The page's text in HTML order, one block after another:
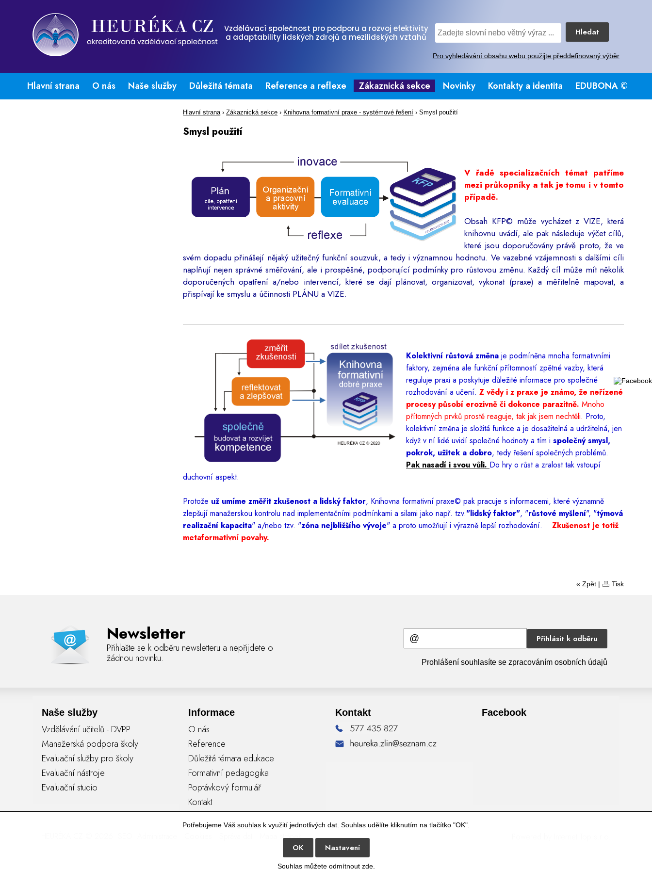
Vzdělávací společnost pro podporu a rozvoj efektivity
a adaptability lidských zdrojů a mezilidských vztahů
Hledat
Pro vyhledávání obsahu webu použijte předdefinovaný výběr
Hlavní strana O nás Naše služby Důležitá témata Reference a reflexe Zákaznická sekce Novinky Kontakty a identita EDUBONA ©
Hlavní strana › Zákaznická sekce › Knihovna formativní praxe - systémové řešení › Smysl použití
Smysl použití
V řadě specializačních témat patříme
mezi průkopníky a tak je tomu i v tomto
případě.
Obsah KFP© může vycházet z VIZE, která
knihovnu uvádí, ale pak následuje výčet cílů,
které jsou doporučovány právě proto, že ve
svém dopadu přinášejí nějaký užitečný funkční souzvuk, a tedy i významnou hodnotu. Ve vazebné vzájemnosti s dalšími cíli
naplňují nejen správné směřování, ale i prospěšné, podporující podmínky pro růstovou změnu. Každý cíl může mít několik
doporučených opatření a/nebo intervencí, které se dají plánovat, organizovat, vykonat (praxe) a měřitelně mapovat, a
přispívají ke smyslu a účinnosti PLÁNU a VIZE.
Kolektivní růstová změna je podmíněna mnoha formativními
faktory, zejména ale funkční přítomností zpětné vazby, která
reguluje praxi a poskytuje důležité informace pro společné
rozhodování a učení.Z vědy i z praxe je známo, že neřízené
procesy působí erozivně či dokonce parazitně. Mnoho
přítomných prvků prostě reaguje, tak jak jsem nechtěli. Proto,
kolektivní změna je složitá funkce a je dosažitelná a udržitelná, jen
když v ní lidé uvidí společné hodnoty a tím ispolečný smysl,
pokrok, užitek a dobro, tedy řešení společných problémů.
Pak nasadí i svou vůli. Do hry o růst a zralost tak vstoupí
duchovní aspekt.
Protože už umíme změřit zkušenost a lidský faktor, Knihovna formativní praxe© pak pracuje s informacemi, které významně
zlepšují manažerskou kontrolu nad implementačními podmínkami a silami jako např. tzv."lidský faktor", "růstové myšlení", "týmová
realizační kapacita" a/nebo tzv. "zóna nejbližšího vývoje" a proto umožňují i výrazně lepší rozhodování.Zkušenost je totiž
metaformativní povahy.
« Zpět | Tisk
Newsletter
Přihlašte se k odběru newsletteru a nepřijdete o
žádnou novinku.
Přihlásit k odběru
Prohlášení souhlasíte se zpracováním osobních údajů
Naše služby
Vzdělávání učitelů - DVPP
Manažerská podpora školy
Evaluační služby pro školy
Evaluační nástroje
Evaluační studio
Informace
O nás
Reference
Důležitá témata edukace
Formativní pedagogika
Poptávkový formulář
Kontakt
Kontakt Facebook
Mapa stránek
Potřebujeme Váš souhlas k využití jednotlivých dat. Souhlas udělíte kliknutím na tlačítko "OK".
OK Nastavení
Souhlas můžete odmítnout zde.